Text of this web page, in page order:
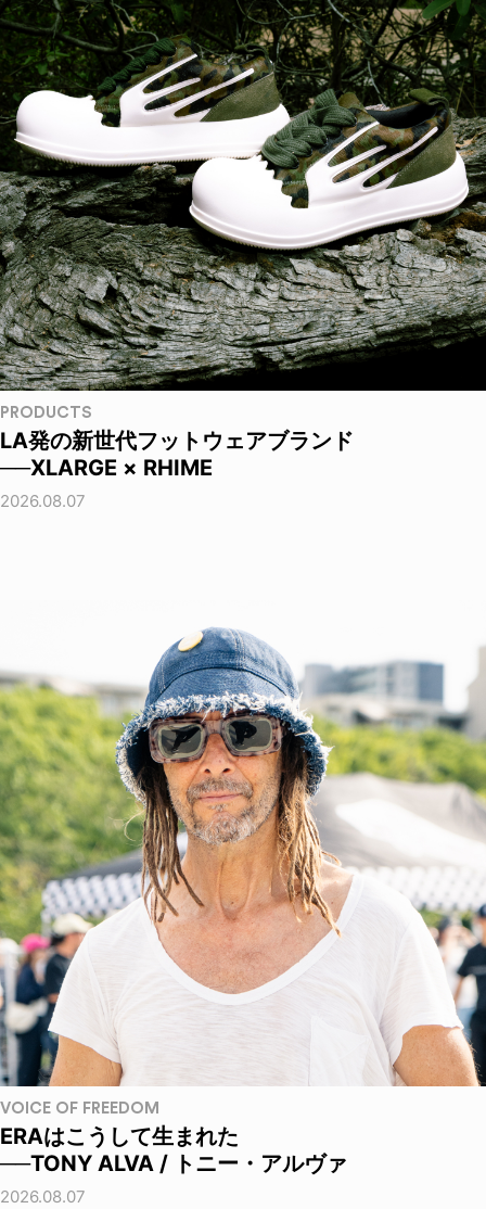
PRODUCTS
LA発の新世代フットウェアブランド
──XLARGE × RHIME
2026.08.07
VOICE OF FREEDOM
ERAはこうして生まれた
──TONY ALVA / トニー・アルヴァ
2026.08.07